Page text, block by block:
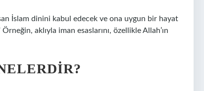
İslam dinini kabul edecek ve ona uygun bir hayat
aklıyla iman esaslarını, özellikle Allah’ın